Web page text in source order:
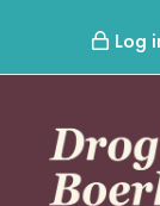
Log